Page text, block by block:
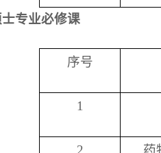
专业必修课
序号
1
2 药